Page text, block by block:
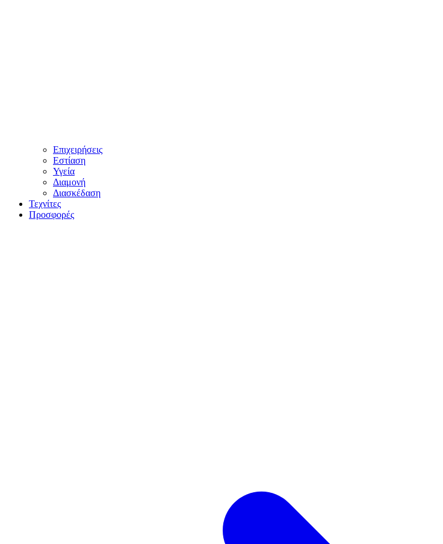
Επιχειρήσεις
Εστίαση
Υγεία
Διαμονή
Διασκέδαση
Τεχνίτες
Προσφορές